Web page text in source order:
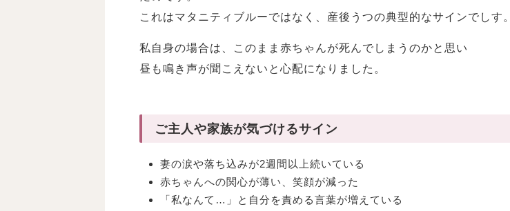
これはマタニティブルーではなく、産後うつの典型的なサインでしす。
私自身の場合は、このまま赤ちゃんが死んでしまうのかと思い
昼も鳴き声が聞こえないと心配になりました。
ご主人や家族が気づけるサイン
妻の涙や落ち込みが2週間以上続いている
赤ちゃんへの関心が薄い、笑顔が減った
「私なんて…」と自分を責める言葉が増えている